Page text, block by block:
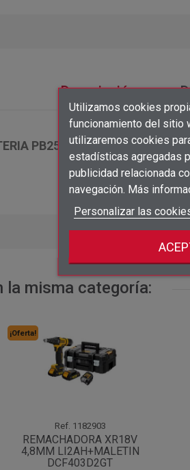
Crear
Nombre de
Iniciar
Debe iniciar sesión
Utilizamos cookies
funcionamiento del sitio
utilizaremos cookies
estadísticas agregadas
publicidad relacionada
navegación. Más
Personalizar las
Descripción
PB2500-QW183
misma categoría:
¡Oferta!
Ref. 1182903
REMACHADORA XR18V
4,8MM LI2AH+MALETIN
DCF403D2GT